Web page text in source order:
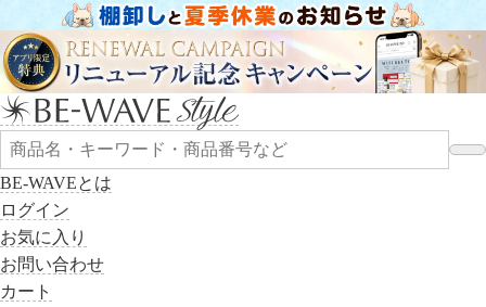
BE-WAVEとは
ログイン
お気に入り
お問い合わせ
カート